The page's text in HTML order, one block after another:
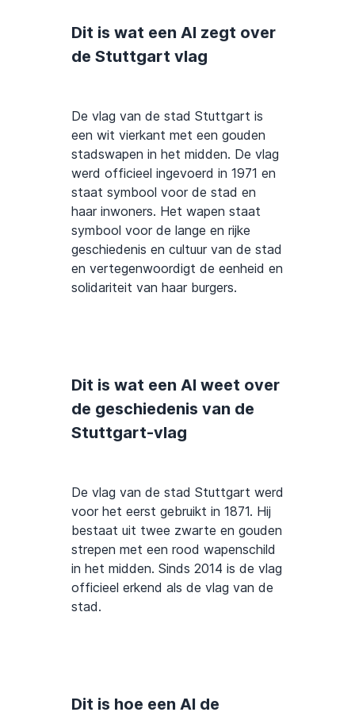
Dit is wat een AI zegt over
de Stuttgart vlag
De vlag van de stad Stuttgart is
een wit vierkant met een gouden
stadswapen in het midden. De vlag
werd officieel ingevoerd in 1971 en
staat symbool voor de stad en
haar inwoners. Het wapen staat
symbool voor de lange en rijke
geschiedenis en cultuur van de stad
en vertegenwoordigt de eenheid en
solidariteit van haar burgers.
Dit is wat een AI weet over
de geschiedenis van de
Stuttgart-vlag
De vlag van de stad Stuttgart werd
voor het eerst gebruikt in 1871. Hij
bestaat uit twee zwarte en gouden
strepen met een rood wapenschild
in het midden. Sinds 2014 is de vlag
officieel erkend als de vlag van de
stad.
Dit is hoe een AI de